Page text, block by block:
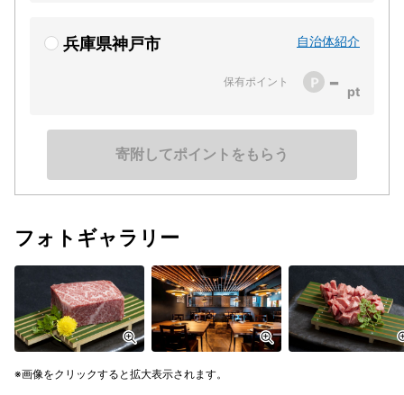
兵庫県神戸市 自治体紹介
保有ポイント -
寄附してポイントをもらう
フォトギャラリー
画像をクリックすると拡大表示されます。